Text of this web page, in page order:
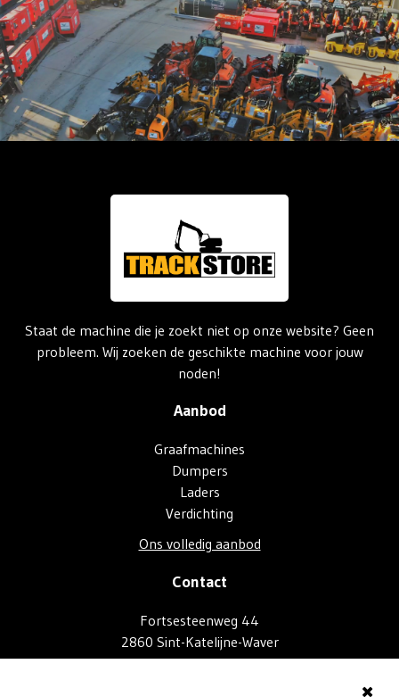
Staat de machine die je zoekt niet op onze website? Geen
probleem. Wij zoeken de geschikte machine voor jouw
noden!
Aanbod
Graafmachines
Dumpers
Laders
Verdichting
Ons volledig aanbod
Contact
Fortsesteenweg 44
2860 Sint-Katelijne-Waver